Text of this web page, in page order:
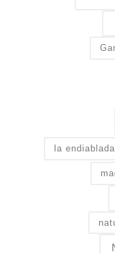
la endiablada